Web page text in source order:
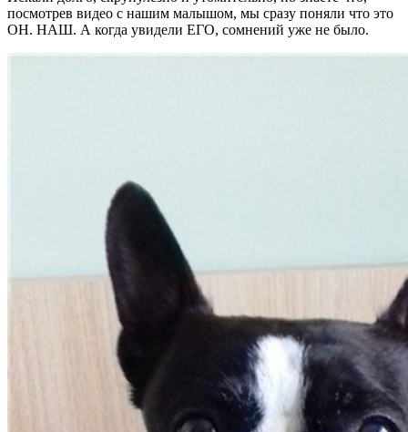
посмотрев видео с нашим малышом, мы сразу поняли что это
ОН. НАШ. А когда увидели ЕГО, сомнений уже не было.